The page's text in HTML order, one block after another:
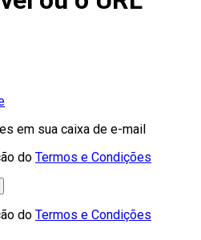
em sua caixa de e-mail
do Termos e Condições
do Termos e Condições